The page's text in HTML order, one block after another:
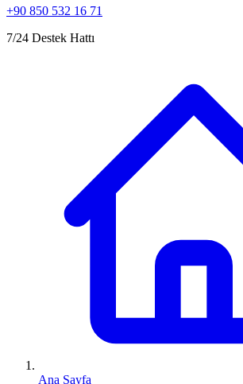
+90 850 532 16 71
7/24 Destek Hattı
Ana Sayfa